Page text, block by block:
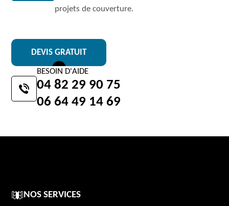
projets de couverture.
DEVIS GRATUIT
BESOIN D'AIDE
04 82 29 90 75
06 64 49 14 69
NOS SERVICES